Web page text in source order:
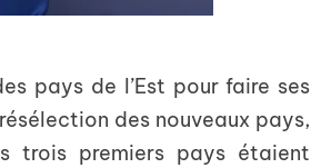
pays de l’Est pour faire ses
des nouveaux pays,
trois premiers pays étaient